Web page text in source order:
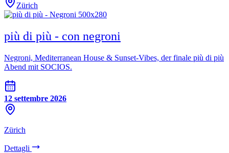
Zürich
più di più - con negroni
Negroni, Mediterranean House & Sunset-Vibes, der finale più di più
Abend mit SOCIOS.
12 settembre 2026
Zürich
Dettagli